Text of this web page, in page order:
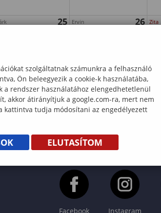
25 Ervin 26 Zita
Facebook Instagram
szolgáltatnak számunkra a felhasználó
Ön beleegyezik a cookie-k használatába,
a rendszer használatához elengedhetetlenül
akkor átirányítjuk a google.com-ra, mert nem
tudja módosítani az engedélyezett
ELUTASÍTOM